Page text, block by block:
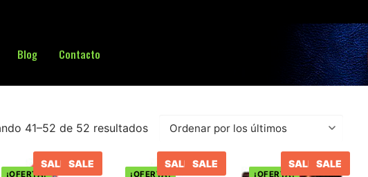
Blog Contacto
41–52 de 52 resultados
¡OFERTA!
SALE SALE
¡OFERTA!
SALE SALE
¡OFERTA!
SALE SALE